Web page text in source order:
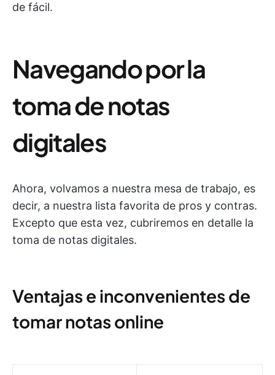
de fácil.
Navegando por la
toma de notas
digitales
Ahora, volvamos a nuestra mesa de trabajo, es
decir, a nuestra lista favorita de pros y contras.
Excepto que esta vez, cubriremos en detalle la
toma de notas digitales.
Ventajas e inconvenientes de
tomar notas online